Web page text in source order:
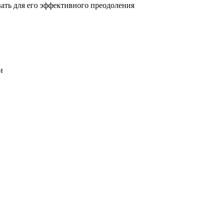
для его эффективного преодоления